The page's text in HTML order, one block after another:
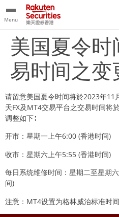
Menu
美国夏令
易时间之变
请留意美国夏令时间将於2023年11
天FX及MT4交易平台之交易时间将
调整如下∶
开市：星期一上午6:00 (香港时间)
收市：星期六上午5:55 (香港时间)
每日系统维修时间：星期二至星期
间)
注意：MT4设置为格林威治标准时